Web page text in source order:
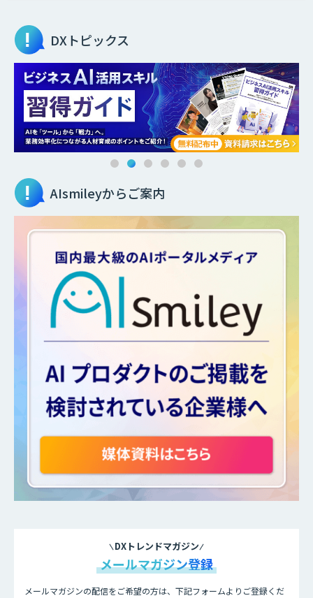
DXトピックス
AIsmileyからご案内
DXトレンドマガジン
メールマガジン登録
メールマガジンの配信をご希望の方は、下記フォームよりご登録くだ